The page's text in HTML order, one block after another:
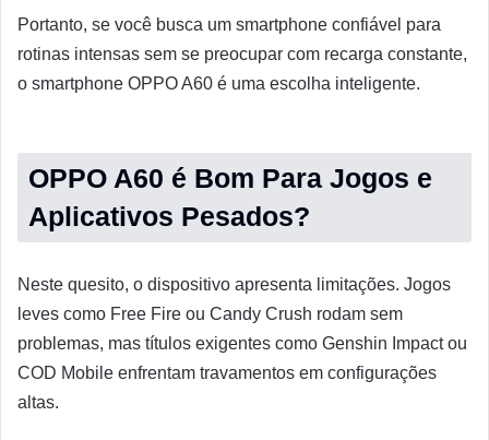
Portanto, se você busca um smartphone confiável para
rotinas intensas sem se preocupar com recarga constante,
o smartphone OPPO A60 é uma escolha inteligente.
OPPO A60 é Bom Para Jogos e
Aplicativos Pesados?
Neste quesito, o dispositivo apresenta limitações. Jogos
leves como Free Fire ou Candy Crush rodam sem
problemas, mas títulos exigentes como Genshin Impact ou
COD Mobile enfrentam travamentos em configurações
altas.